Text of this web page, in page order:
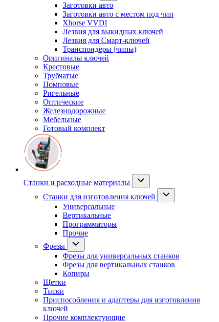
Заготовки авто
Заготовки авто с местом под чип
Xhorse VVDI
Лезвия для выкидных ключей
Лезвия для Смарт-ключей
Транспондеры (чипы)
Оригиналы ключей
Крестовые
Трубчатые
Помповые
Ригельные
Оптические
Железнодорожные
Мебельные
Готовый комплект
Станки и расходные материалы
Станки для изготовления ключей
Универсальные
Вертикальные
Программаторы
Прочие
Фрезы
Фрезы для универсальных станков
Фрезы для вертикальных станков
Копиры
Щетки
Тиски
Приспособления и адаптеры для изготовления
ключей
Прочие комплектующие